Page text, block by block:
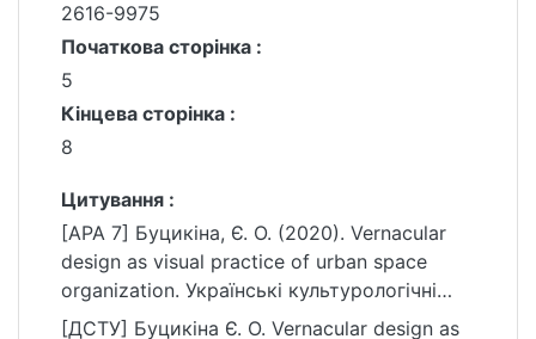
2616-9975
Початкова сторінка :
5
Кінцева сторінка :
8
Цитування :
[APA 7] Буцикіна, Є. О. (2020). Vernacular
design as visual practice of urban space
organization. Українські культурологічні
студії, (1 (6)), 5–8.
[ДСТУ] Буцикіна Є. О. Vernacular design as